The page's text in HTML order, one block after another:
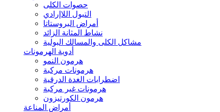
حصوات الكلى
التبول اللاإرادي
أمراض البروستاتا
نشاط المثانة الزائد
مشاكل الكلى والمسالك البولية
أدوية الهرمونات
هرمون النمو
هرمونات مركبة
اضطرابات الغدة الدرقية
هرمونات غير مركبة
هرمون الكورتيزون
أمراض المناعة